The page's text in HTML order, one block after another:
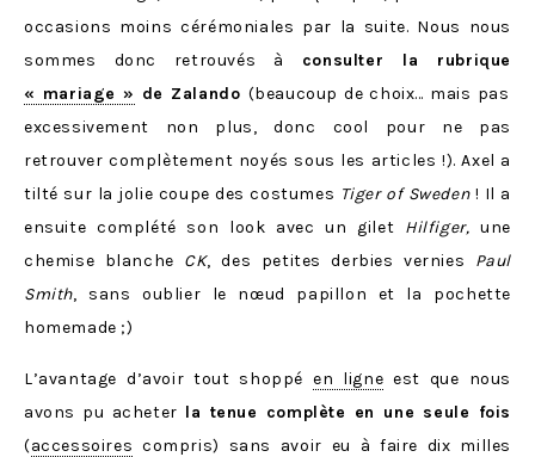
occasions moins cérémoniales par la suite. Nous nous
sommes donc retrouvés à consulter la rubrique
« mariage » de Zalando (beaucoup de choix… mais pas
excessivement non plus, donc cool pour ne pas
retrouver complètement noyés sous les articles !). Axel a
tilté sur la jolie coupe des costumes Tiger of Sweden! Il a
ensuite complété son look avec un gilet Hilfiger, une
chemise blanche CK, des petites derbies vernies Paul
Smith, sans oublier le nœud papillon et la pochette
homemade ;)
L’avantage d’avoir tout shoppé en ligne est que nous
avons pu acheter la tenue complète en une seule fois
(accessoires compris) sans avoir eu à faire dix milles